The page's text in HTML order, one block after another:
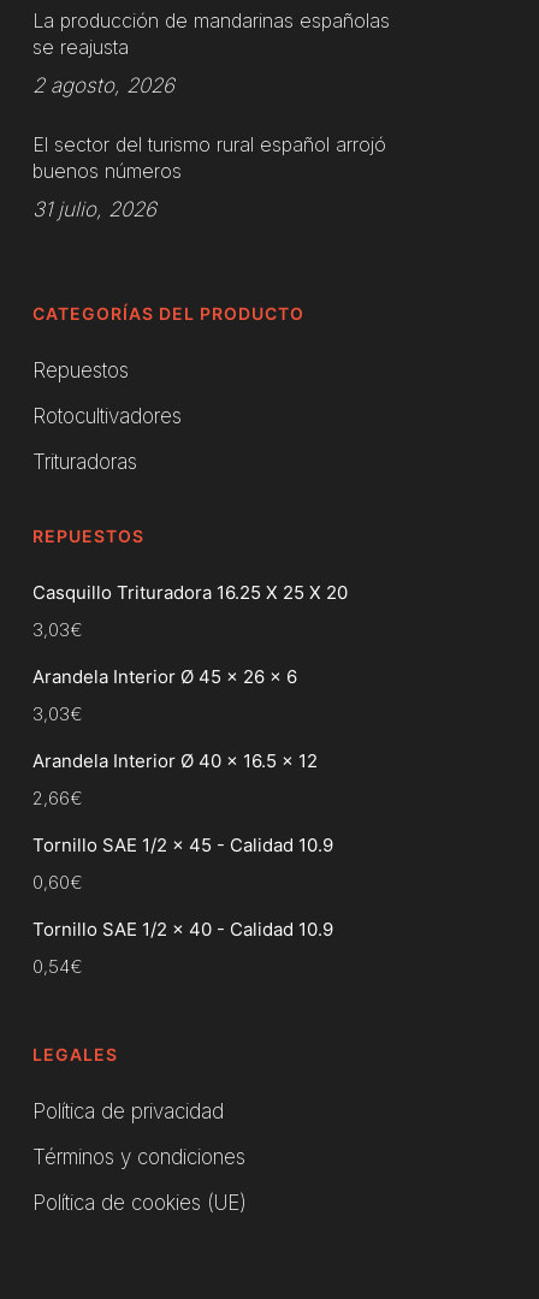
La producción de mandarinas españolas
se reajusta
2 agosto, 2026
El sector del turismo rural español arrojó
buenos números
31 julio, 2026
CATEGORÍAS DEL PRODUCTO
Repuestos
Rotocultivadores
Trituradoras
REPUESTOS
Casquillo Trituradora 16.25 X 25 X 20
3,03€
Arandela Interior Ø 45 x 26 x 6
3,03€
Arandela Interior Ø 40 x 16.5 x 12
2,66€
Tornillo SAE 1/2 x 45 - Calidad 10.9
0,60€
Tornillo SAE 1/2 x 40 - Calidad 10.9
0,54€
LEGALES
Política de privacidad
Términos y condiciones
Política de cookies (UE)